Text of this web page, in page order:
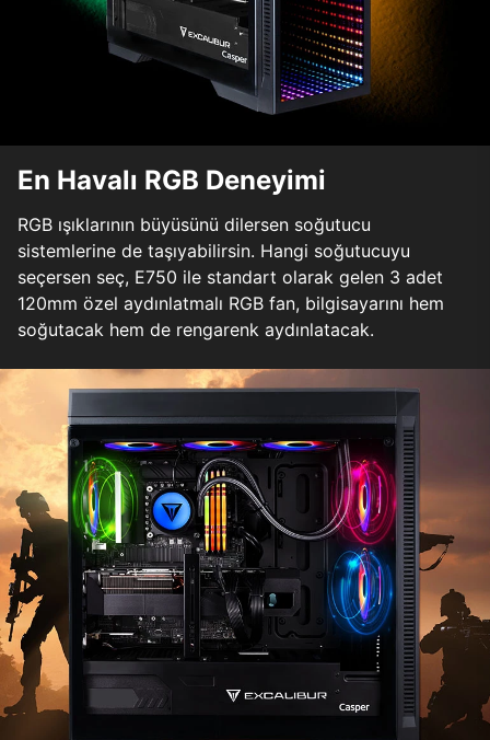
En Havalı RGB Deneyimi
RGB ışıklarının büyüsünü dilersen soğutucu
sistemlerine de taşıyabilirsin. Hangi soğutucuyu
seçersen seç, E750 ile standart olarak gelen 3 adet
120mm özel aydınlatmalı RGB fan, bilgisayarını hem
soğutacak hem de rengarenk aydınlatacak.